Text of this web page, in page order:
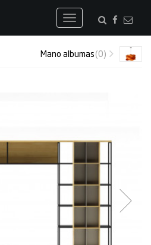
Toggle
navigation
Mano albumas(0)